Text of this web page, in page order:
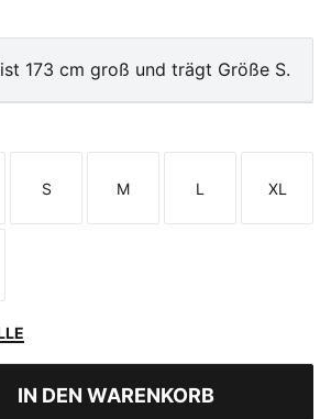
173 cm groß und trägt Größe S.
Größe
S
Größe
M
Größe
L
Größe
XL
IN DEN WARENKORB